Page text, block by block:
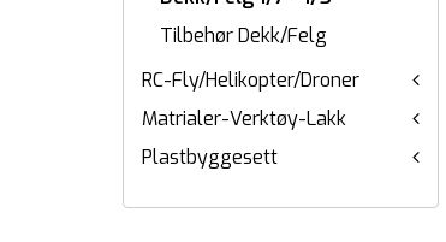
Tilbehør Dekk/Felg
RC-Fly/Helikopter/Droner
Matrialer-Verktøy-Lakk
Plastbyggesett